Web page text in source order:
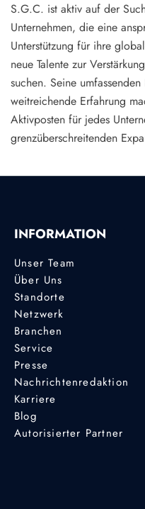
S.G.C. ist aktiv auf der
Unternehmen, die eine
Unterstützung für ihre
neue Talente zur
suchen. Seine
weitreichende Erfahrung
Aktivposten für jedes
grenzüberschreitenden
INFORMATION
Unser Team
Über Uns
Standorte
Netzwerk
Branchen
Service
Presse
Nachrichtenredaktion
Karriere
Blog
Autorisierter Partner